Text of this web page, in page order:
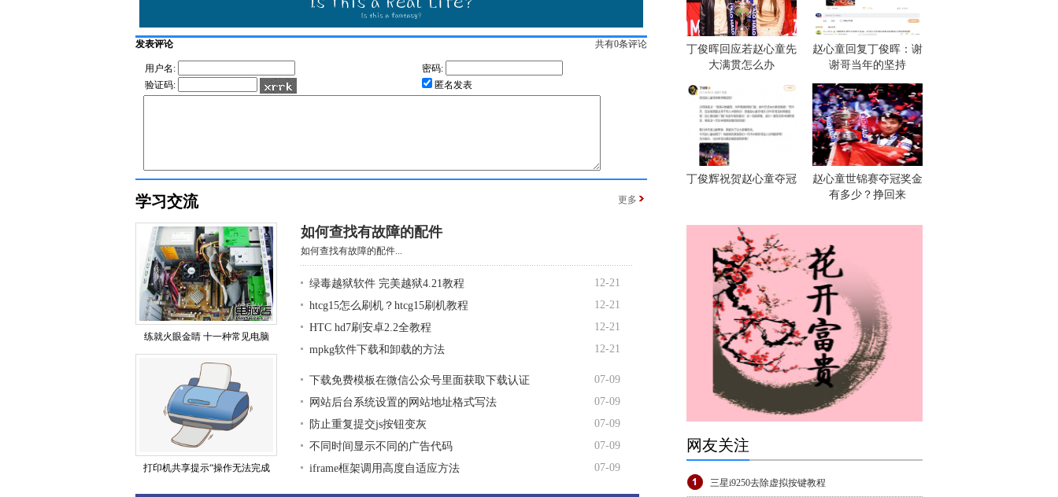
发表评论 共有0条评论
用户名:
密码:
验证码:
匿名发表
学习交流 更多
练就火眼金睛 十一种常见电脑
打印机共享提示“操作无法完成
如何查找有故障的配件
如何查找有故障的配件...
绿毒越狱软件 完美越狱4.21教程
12-21
htcg15怎么刷机？htcg15刷机教程
12-21
HTC hd7刷安卓2.2全教程
12-21
mpkg软件下载和卸载的方法
12-21
下载免费模板在微信公众号里面获取下载认证
07-09
网站后台系统设置的网站地址格式写法
07-09
防止重复提交js按钮变灰
07-09
不同时间显示不同的广告代码
07-09
iframe框架调用高度自适应方法
07-09
丁俊晖回应若赵心童先
大满贯怎么办
赵心童回复丁俊晖：谢
谢哥当年的坚持
丁俊辉祝贺赵心童夺冠
赵心童世锦赛夺冠奖金
有多少？挣回来
网友关注
三星i9250去除虚拟按键教程